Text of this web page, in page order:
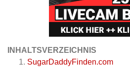
INHALTSVERZEICHNIS
SugarDaddyFinden.com